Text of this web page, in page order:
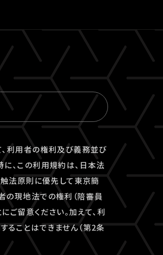
利用者の権利及び義務並び
、この利用規約は、日本法
触法原則に優先して東京簡
の現地法での権利（陪審員
ご留意ください。加えて、利
ることはできません（第2条